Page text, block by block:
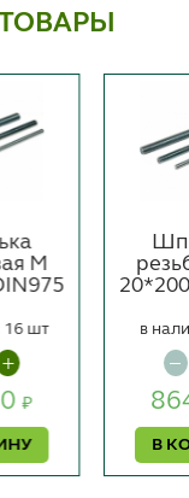
М
₽
16 шт
В
в